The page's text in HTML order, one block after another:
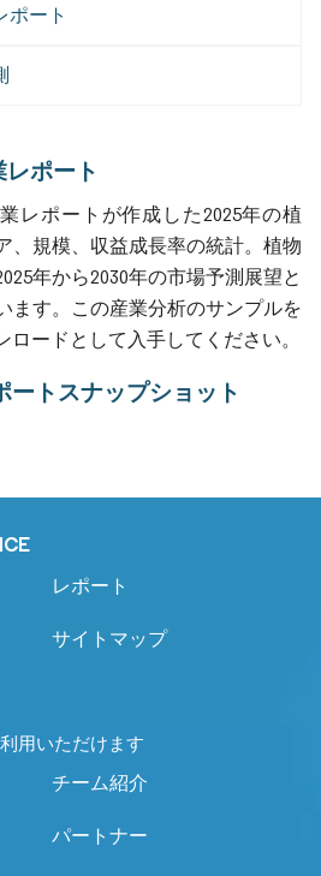
ポート
ポート
レポートが作成した2025年の植
、規模、収益成長率の統計。植物
年から2030年の市場予測展望と
ます。この産業分析のサンプルを
ードとして入手してください。
ートスナップショット
レポート
サイトマップ
用いただけます
チーム紹介
パートナー